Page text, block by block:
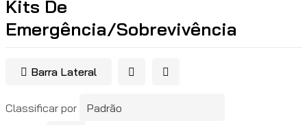
Kits De
Emergência/Sobrevivência
Barra Lateral
Classificar por